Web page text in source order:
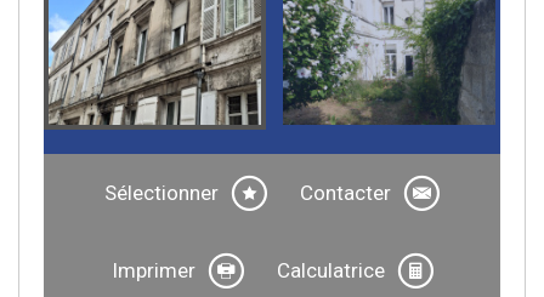
Sélectionner Contacter
Imprimer Calculatrice